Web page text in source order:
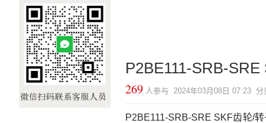
P2BE111-SRB-
269 人参与 2024年03月08日 07:23
P2BE111-SRB-SRE SKF齿轮/